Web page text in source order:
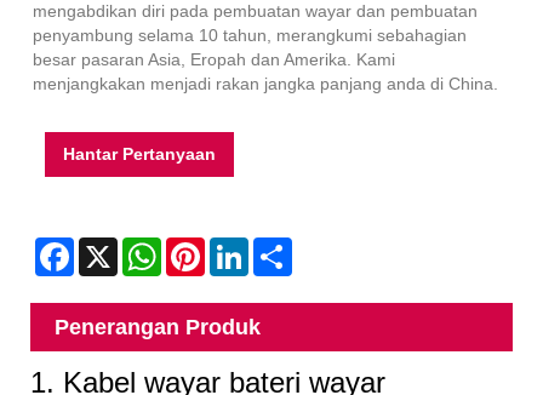
mengabdikan diri pada pembuatan wayar dan pembuatan
penyambung selama 10 tahun, merangkumi sebahagian
besar pasaran Asia, Eropah dan Amerika. Kami
menjangkakan menjadi rakan jangka panjang anda di China.
Hantar Pertanyaan
Facebook
X WhatsAppPinterestLinkedIn
Penerangan Produk
1. Kabel wayar bateri wayar